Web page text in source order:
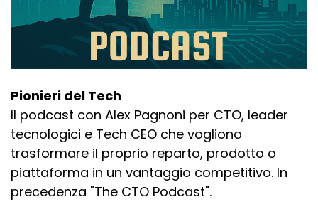
Pionieri del Tech
Il podcast con Alex Pagnoni per CTO, leader
tecnologici e Tech CEO che vogliono
trasformare il proprio reparto, prodotto o
piattaforma in un vantaggio competitivo. In
precedenza "The CTO Podcast".